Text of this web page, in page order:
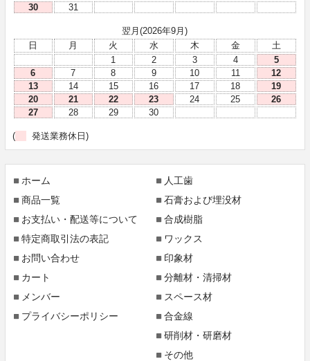
30
31
翌月(2026年9月)
日
月 火 水 木 金
土
1
2 3 4
5
6
7 8 9 10 11
12
13
14 15 16 17 18
19
20
21 22 23 24 25
26
27
28 29 30
( 発送業務休日)
ホーム
商品一覧
お支払い・配送等について
特定商取引法の表記
お問い合わせ
カート
メンバー
プライバシーポリシー
人工歯
石膏および埋没材
合成樹脂
ワックス
印象材
分離材・清掃材
スペース材
合金線
研削材・研磨材
その他